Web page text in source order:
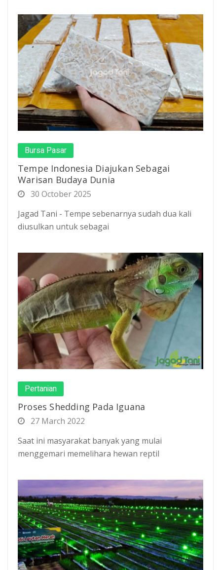
Bursa Pasar
Tempe Indonesia Diajukan Sebagai
Warisan Budaya Dunia
30 October 2025
Jagad Tani - Tempe sebenarnya sudah dua kali
diusulkan untuk sebagai
Pertanian
Proses Shedding Pada Iguana
27 March 2022
Saat ini masyarakat banyak yang mulai
menggemari memelihara hewan reptil